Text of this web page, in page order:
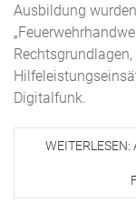
Ausbildung
Digitalfunk.
WEITERLESEN: